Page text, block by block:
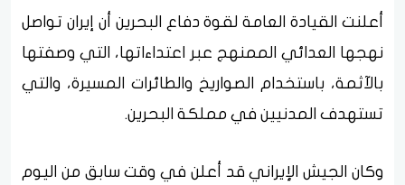
أعلنت القيادة العامة لقوة دفاع البحرين أن إيران تواصل
نهجها العدائي الممنهج عبر اعتداءاتها، التي وصفتها
بالآثمة، باستخدام الصواريخ والطائرات المسيرة، والتي
تستهدف المدنيين في مملكة البحرين.
وكان الجيش الإيراني قد أعلن في وقت سابق من اليوم